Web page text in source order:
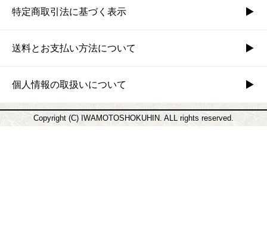
特定商取引法に基づく表示
送料とお支払い方法について
個人情報の取扱いについて
Copyright (C) IWAMOTOSHOKUHIN. ALL rights reserved.